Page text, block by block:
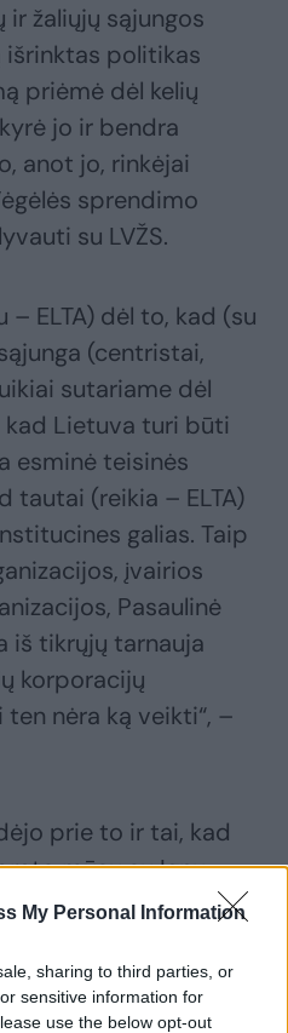
My Personal Information
sharing to third parties, or
sensitive information for
use the below opt-out
žaliųjų sąjungos
išrinktas politikas
priėmė dėl kelių
jo ir bendra
anot jo, rinkėjai
sprendimo
su LVŽS.
ELTA) dėl to, kad (su
(centristai,
sutariame dėl
Lietuva turi būti
esminė teisinės
tautai (reikia – ELTA)
galias. Taip
įvairios
Pasaulinė
iš tikrųjų tarnauja
korporacijų
nėra ką veikti“, –
prie to ir tai, kad
mūsų su Ignu
kartu su „valstiečių“
sąjungai,
– komentavo jis.